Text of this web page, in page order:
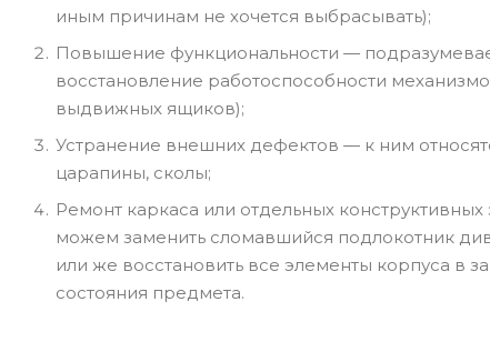
иным причинам не хочется выбрасывать);
Повышение функциональности —
восстановление работоспособности
выдвижных ящиков);
Устранение внешних дефектов — к ним
царапины, сколы;
Ремонт каркаса или отдельных
можем заменить сломавшийся подлокотник
или же восстановить все элементы корпуса в
состояния предмета.